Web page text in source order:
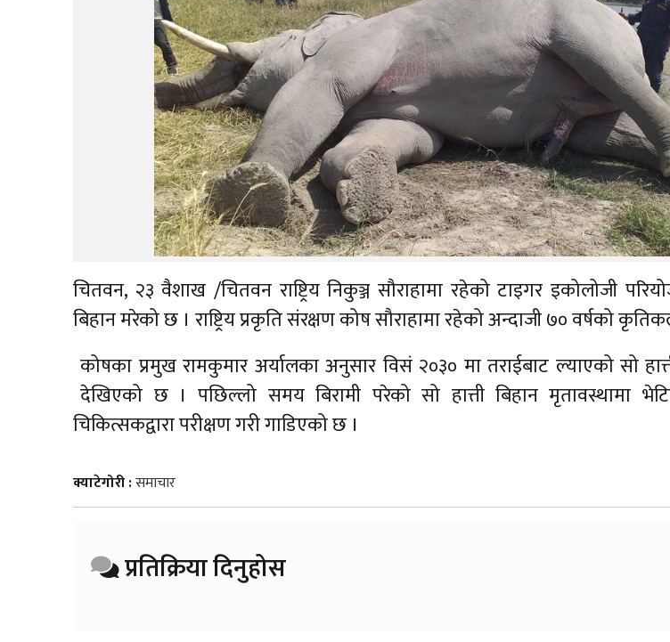
चितवन, २३ वैशाख /चितवन राष्ट्रिय निकुञ्ज सौराहामा रहेको टाइगर इकोलोजी
बिहान मरेको छ । राष्ट्रिय प्रकृति संरक्षण कोष सौराहामा रहेको अन्दाजी ७० वर्षको
कोषका प्रमुख रामकुमार अर्यालका अनुसार विसं २०३० मा तराईबाट ल्याएको सो
देखिएको छ । पछिल्लो समय बिरामी परेको सो हात्ती बिहान मृतावस्थामा
चिकित्सकद्वारा परीक्षण गरी गाडिएको छ ।
क्याटेगोरी :समाचार
प्रतिक्रिया दिनुहोस